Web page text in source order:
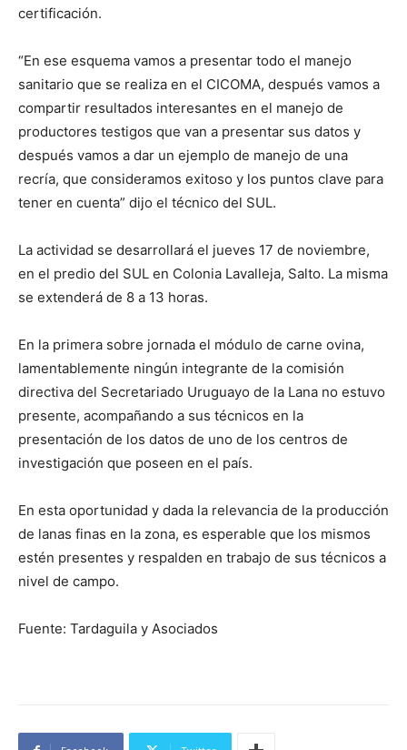
certificación.
“En ese esquema vamos a presentar todo el manejo
sanitario que se realiza en el CICOMA, después vamos a
compartir resultados interesantes en el manejo de
productores testigos que van a presentar sus datos y
después vamos a dar un ejemplo de manejo de una
recría, que consideramos exitoso y los puntos clave para
tener en cuenta” dijo el técnico del SUL.
La actividad se desarrollará el jueves 17 de noviembre,
en el predio del SUL en Colonia Lavalleja, Salto. La misma
se extenderá de 8 a 13 horas.
En la primera sobre jornada el módulo de carne ovina,
lamentablemente ningún integrante de la comisión
directiva del Secretariado Uruguayo de la Lana no estuvo
presente, acompañando a sus técnicos en la
presentación de los datos de uno de los centros de
investigación que poseen en el país.
En esta oportunidad y dada la relevancia de la producción
de lanas finas en la zona, es esperable que los mismos
estén presentes y respalden en trabajo de sus técnicos a
nivel de campo.
Fuente: Tardaguila y Asociados